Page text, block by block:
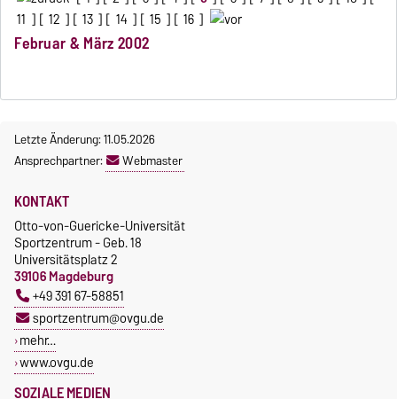
11 ] [ 12 ] [ 13 ] [ 14 ] [ 15 ] [ 16 ]
Februar & März 2002
Letzte Änderung: 11.05.2026
Ansprechpartner:
Webmaster
SOZIALE MEDIEN
KONTAKT
Otto-von-Guericke-Universität
Sportzentrum - Geb. 18
Universitätsplatz 2
39106 Magdeburg
+49 391 67-58851
sportzentrum@ovgu.de
mehr…
www.ovgu.de